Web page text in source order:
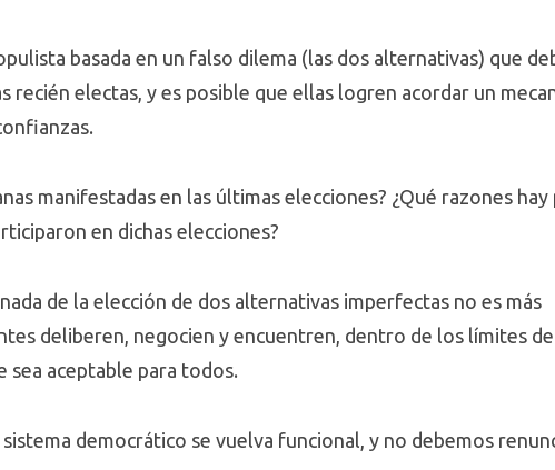
basada en un falso dilema (las dos alternativas) que
electas, y es posible que ellas logren acordar un
manifestadas en las últimas elecciones? ¿Qué razones hay
en dichas elecciones?
de la elección de dos alternativas imperfectas no es más
deliberen, negocien y encuentren, dentro de los límites de
sea aceptable para todos.
democrático se vuelva funcional, y no debemos